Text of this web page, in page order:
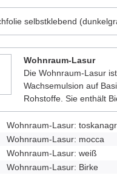
selbstklebend
Wohnraum-Lasur
Die Wohnraum-Lasur
Wachsemulsion auf
Rohstoffe. Sie enthält
Wohnraum-Lasur:
Wohnraum-Lasur: mocca
Wohnraum-Lasur: weiß
Wohnraum-Lasur: Birke